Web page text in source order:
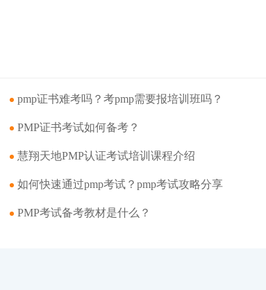
pmp证书难考吗？考pmp需要报培训班吗？
PMP证书考试如何备考？
慧翔天地PMP认证考试培训课程介绍
如何快速通过pmp考试？pmp考试攻略分享
PMP考试备考教材是什么？